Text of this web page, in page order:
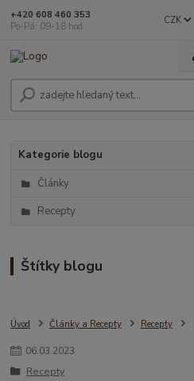
CZK
+420 608 460 353
Po-Pá: 09-18 hod.
Kategorie blogu
Články
Recepty
Štítky blogu
Úvod Články a Recepty Recepty
06.03.2023
Recepty